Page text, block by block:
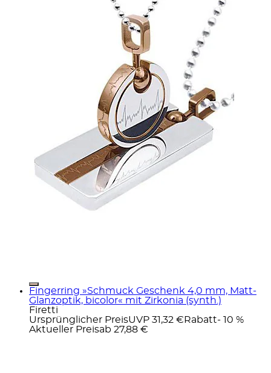
Fingerring »Schmuck Geschenk 4,0 mm, Matt-
Glanzoptik, bicolor« mit Zirkonia (synth.)
Firetti
Ursprünglicher PreisUVP 31,32 € Rabatt- 10 %
Aktueller Preisab 27,88 €